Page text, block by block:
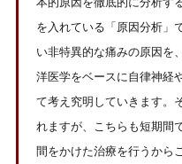
を入れている「原因分析」
い非特異的な痛みの原因を
洋医学をベースに自律神経
て考え究明していきます。
れますが、こちらも短期間
間をかけた治療を行うから